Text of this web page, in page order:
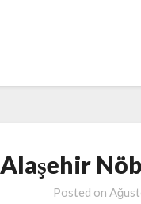
Alaşehir
Posted on